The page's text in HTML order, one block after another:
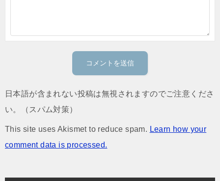
日本語が含まれない投稿は無視されますのでご注意くださ
い。（スパム対策）
This site uses Akismet to reduce spam. Learn how your
comment data is processed.